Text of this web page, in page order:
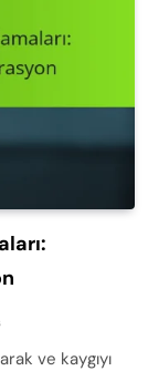
ve kaygıyı